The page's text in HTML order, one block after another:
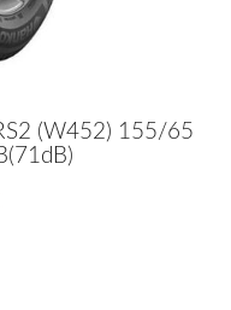
(W452) 155/65